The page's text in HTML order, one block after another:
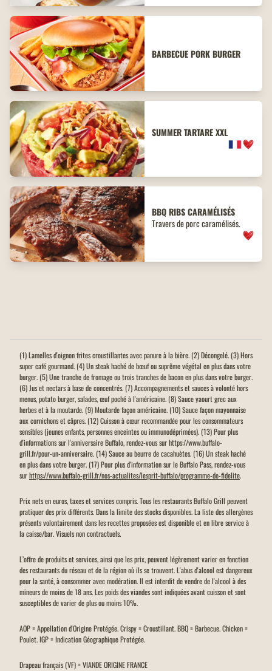
BARBECUE PORK BURGER
SUMMER TARTARE XXL
BBQRIBSCARAMÉLISÉS
Travers de porc caramélisés.
(1) Lamelles d'oignon frites croustillantes avec panure à la bière. (2) Décongelé. (3) Hors
super café gourmand. (4) Un steak haché de bœuf ou suprême végétal en plus dans votre
burger. (5) Une tranche de fromage ou trois tranches de bacon en plus dans votre burger.
(6) Jus et nectars à base de concentrés. (7) Accompagnements et sauces à volonté hors
menus, potato burger, salades, œuf poché à l'américaine. (8) Sauce yaourt grec aux
herbes et à la moutarde. (9) Moutarde façon américaine. (10) Sauce façon mayonnaise
aux cornichons et câpres. (12) Cuisson à cœur recommandée pour les consommateurs
sensibles (jeunes enfants, personnes enceintes ou immunodéprimées). (13) Pour plus
d'informations sur l'anniversaire Buffalo, rendez-vous sur https://www.buffalo-
grill.fr/pour-un-anniversaire. (14) Sauce au beurre de cacahuètes. (16) Un steak haché
en plus dans votre burger. (17) Pour plus d'information sur le Buffalo Pass, rendez-vous
surhttps://www.buffalo-grill.fr/nos-actualites/lesprit-buffalo/programme-de-fidelite.
Prix nets en euros, taxes et services compris. Tous les restaurants Buffalo Grill peuvent
pratiquer des prix différents. Dans la limite des stocks disponibles. La liste des allergènes
présents volontairement dans les recettes proposées est disponible et en libre service à
la caisse/bar. Visuels non contractuels.
L’offre de produits et services, ainsi que les prix, peuvent légèrement varier en fonction
des restaurants du réseau et de la région où ils se trouvent. L'abus d'alcool est dangereux
pour la santé, à consommer avec modération. Il est interdit de vendre de l'alcool à des
mineurs de moins de 18 ans. Les poids des viandes sont indiquées avant cuisson et sont
susceptibles de varier de plus ou moins 10%.
AOP = Appellation d'Origine Protégée. Crispy = Croustillant. BBQ = Barbecue. Chicken =
Poulet. IGP = Indication Géographique Protégée.
Drapeau français (VF) = VIANDE ORIGINE FRANCE